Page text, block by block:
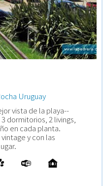
Uruguay
vista de la playa--
dormitorios, 2 livings,
en cada planta.
y con las